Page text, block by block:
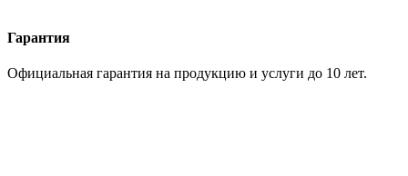
Гарантия
Официальная гарантия на продукцию и услуги до 10 лет.